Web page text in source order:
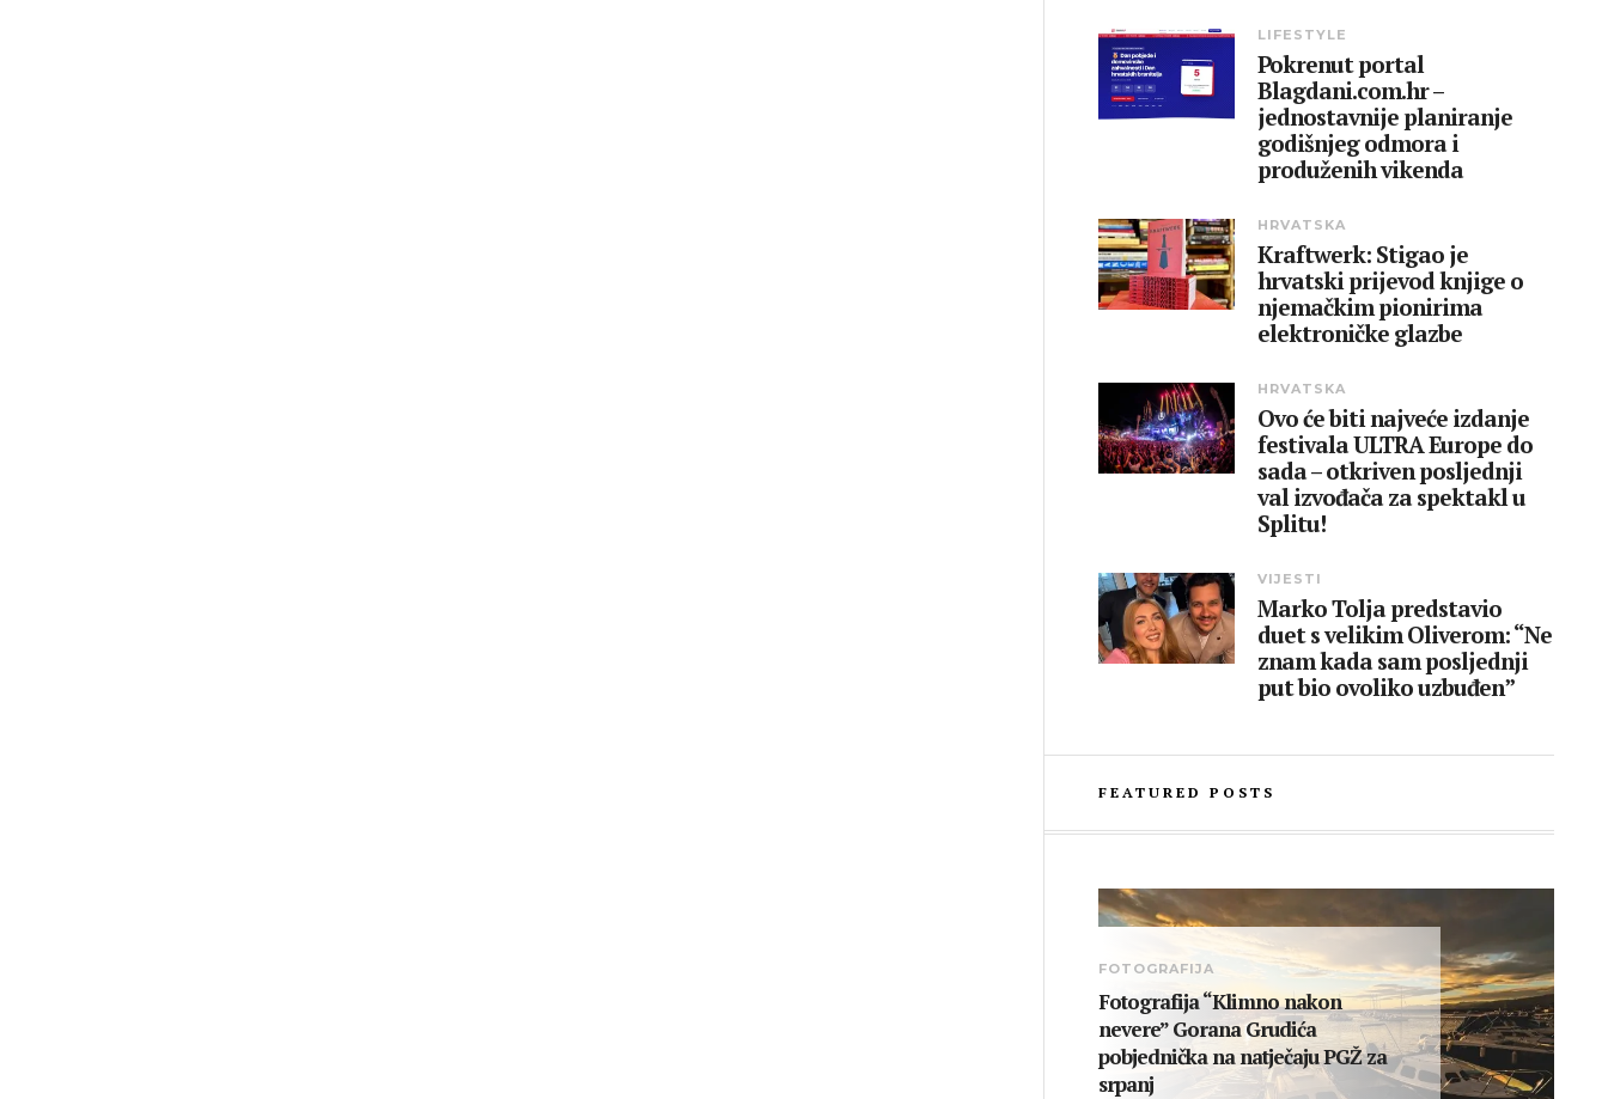
LIFESTYLE
Pokrenut portal
Blagdani.com.hr –
jednostavnije planiranje
godišnjeg odmora i
produženih vikenda
HRVATSKA
Kraftwerk: Stigao je
hrvatski prijevod knjige o
njemačkim pionirima
elektroničke glazbe
HRVATSKA
Ovo će biti najveće izdanje
festivala ULTRA Europe do
sada – otkriven posljednji
val izvođača za spektakl u
Splitu!
VIJESTI
Marko Tolja predstavio
duet s velikim Oliverom: “Ne
znam kada sam posljednji
put bio ovoliko uzbuđen”
FEATURED POSTS
FOTOGRAFIJA
Fotografija “Klimno nakon
nevere” Gorana Grudića
pobjednička na natječaju PGŽ za
srpanj